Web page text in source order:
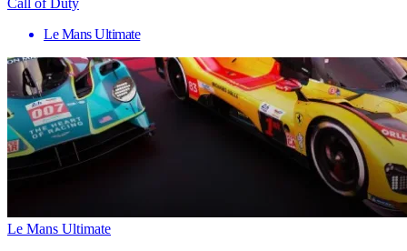
Call of Duty
Le Mans Ultimate
Le Mans Ultimate